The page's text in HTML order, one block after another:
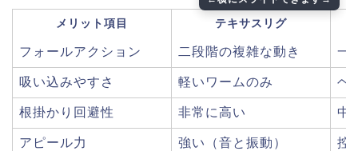
メリット項目 テキサスリグ
フォールアクション 二段階の複雑な動き 一
吸い込みやすさ 軽いワームのみ ヘ
根掛かり回避性 非常に高い 中
アピール力 強い（音と振動） 控